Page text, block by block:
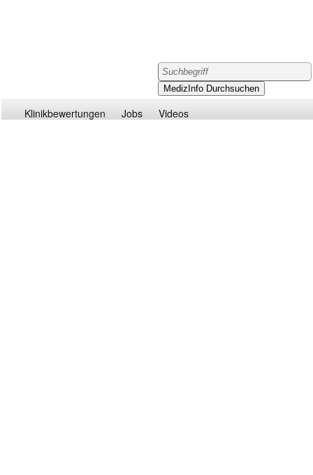
Klinikbewertungen Jobs Videos